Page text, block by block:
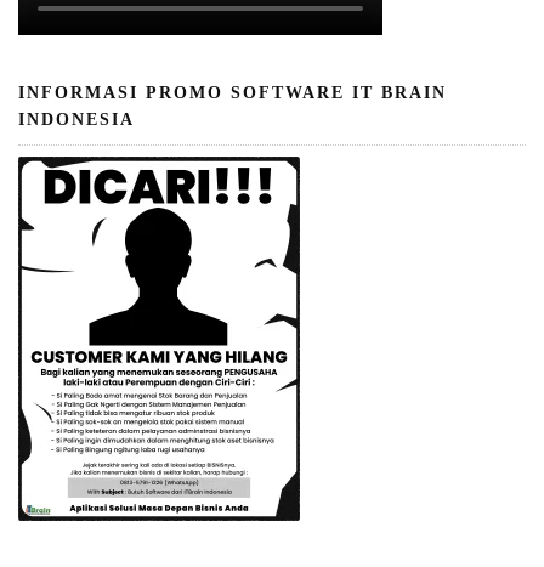
INFORMASI PROMO SOFTWARE IT BRAIN
INDONESIA